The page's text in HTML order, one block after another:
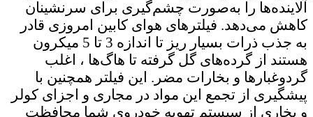
آلاینده‌ها را به‌صورت چشم‌گیری برای سرنشینان
کاهش می‌دهد. فیلترهای هوای کابین امروزی قادر
به جذب ذرات بسیار ریز تا اندازه 3 تا 5 میکرون
هستند از گرده‌های گل گرفته تا هاگ‌ها ‌، اغلب
گردوغبارها و بخارات مضر. این فیلتر همچنین با
پیشگیری از تجمع این مواد در مجاری و اجزای کولر
و بخاری از سیستم تهویه خودروی شما محافظت